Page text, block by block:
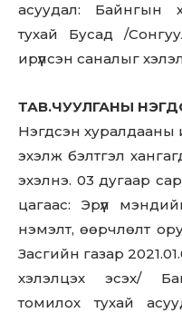
асуудал: Байнгын
тухай Бусад /
ирүүлсэн саналыг
ТАВ.ЧУУЛГАНЫ
Нэгдсэн хуралдааны
эхэлж бэлтгэл
эхэлнэ. 03 дугаар
цагаас: Эрүүл
нэмэлт, өөрчлөлт
Засгийн газар
хэлэлцэх эсэх/
томилох тухай